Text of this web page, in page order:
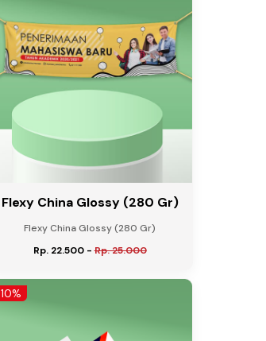
Flexy China Glossy (280 Gr)
Flexy China Glossy (280 Gr)
Rp. 22.500-Rp. 25.000
10%